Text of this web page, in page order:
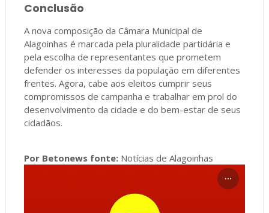
Conclusão
A nova composição da Câmara Municipal de
Alagoinhas é marcada pela pluralidade partidária e
pela escolha de representantes que prometem
defender os interesses da população em diferentes
frentes. Agora, cabe aos eleitos cumprir seus
compromissos de campanha e trabalhar em prol do
desenvolvimento da cidade e do bem-estar de seus
cidadãos.
Por Betonews fonte:Notícias de Alagoinhas